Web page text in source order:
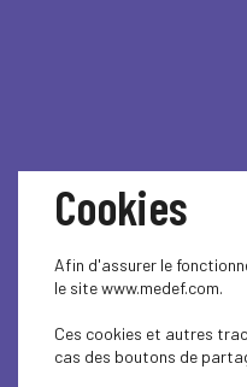
Cookies
Afin d'assurer le
le site www.medef.com.
Ces cookies et autres
cas des boutons de